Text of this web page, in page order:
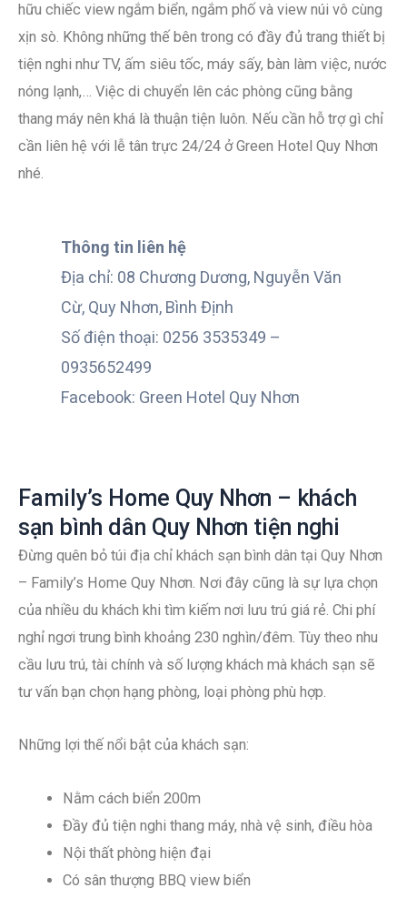
hữu chiếc view ngắm biển, ngắm phố và view núi vô cùng
xịn sò. Không những thế bên trong có đầy đủ trang thiết bị
tiện nghi như TV, ấm siêu tốc, máy sấy, bàn làm việc, nước
nóng lạnh,… Việc di chuyển lên các phòng cũng bằng
thang máy nên khá là thuận tiện luôn. Nếu cần hỗ trợ gì chỉ
cần liên hệ với lễ tân trực 24/24 ở Green Hotel Quy Nhơn
nhé.
Thông tin liên hệ
Địa chỉ: 08 Chương Dương, Nguyễn Văn
Cừ, Quy Nhơn, Bình Định
Số điện thoại: 0256 3535349 –
0935652499
Facebook: Green Hotel Quy Nhơn
Family’s Home Quy Nhơn – khách
sạn bình dân Quy Nhơn tiện nghi
Đừng quên bỏ túi địa chỉ khách sạn bình dân tại Quy Nhơn
– Family’s Home Quy Nhơn. Nơi đây cũng là sự lựa chọn
của nhiều du khách khi tìm kiếm nơi lưu trú giá rẻ. Chi phí
nghỉ ngơi trung bình khoảng 230 nghìn/đêm. Tùy theo nhu
cầu lưu trú, tài chính và số lượng khách mà khách sạn sẽ
tư vấn bạn chọn hạng phòng, loại phòng phù hợp.
Những lợi thế nổi bật của khách sạn:
Nằm cách biển 200m
Đầy đủ tiện nghi thang máy, nhà vệ sinh, điều hòa
Nội thất phòng hiện đại
Có sân thượng BBQ view biển